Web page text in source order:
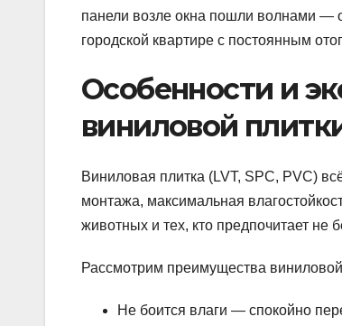
панели возле окна пошли волнами —
городской квартире с постоянным
Особенности и
виниловой
Виниловая плитка (LVT, SPC, PVC)
монтажа, максимальная
животных и тех, кто предпочитает не
Рассмотрим преимущества
Не боится влаги — спокойно